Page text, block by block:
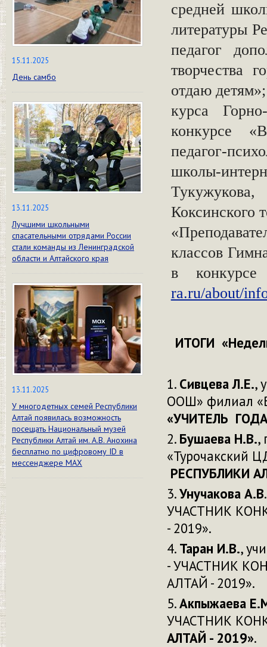
15.11.2025
День самбо
13.11.2025
Лучшими школьными
спасательными отрядами России
стали команды из Ленинградской
области и Алтайского края
13.11.2025
У многодетных семей Республики
Алтай появилась возможность
посещать Национальный музей
Республики Алтай им. А.В. Анохина
бесплатно по цифровому ID в
мессенджере МАХ
средней
литературы
педагог
творчества
отдаю
курса
конкурсе
педагог-
школы-
Коксинского
классов
в конкурсе
ra.ru/about/
ИТОГИ
Сивцева Л.Е.,
ООШ» филиал
«УЧИТЕЛЬ
Бушаева Н.В.,
«Турочакский
РЕСПУБЛИКИ
Унучакова А.В
УЧАСТНИК
- 2019».
Таран И.В.,
- УЧАСТНИК
АЛТАЙ - 2019».
Акпыжаева
УЧАСТНИК
АЛТАЙ - 2019».